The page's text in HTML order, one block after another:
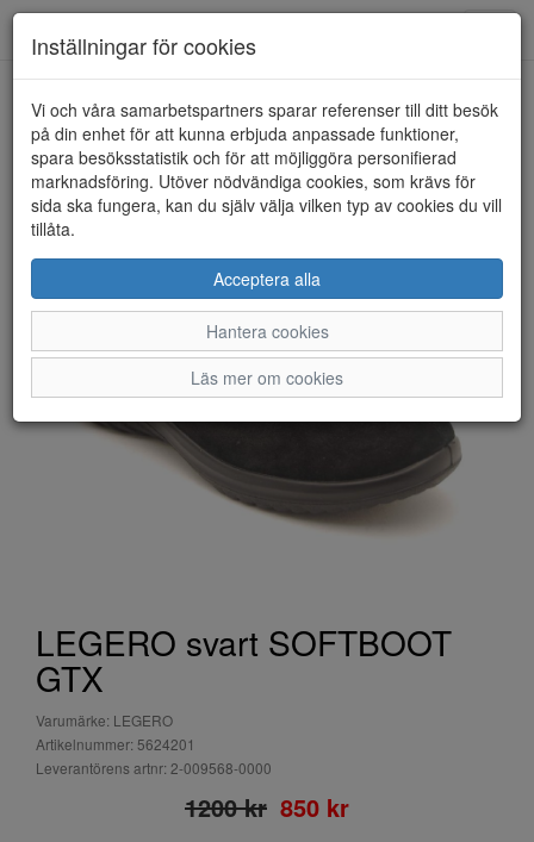
HEM LEGERO
LEGERO svart SOFTBOOT
GTX
Varumärke: LEGERO
Artikelnummer: 5624201
Leverantörens artnr: 2-009568-0000
1200 kr 850 kr
Inställningar för cookies
Vi och våra samarbetspartners sparar referenser till ditt besök
på din enhet för att kunna erbjuda anpassade funktioner,
spara besöksstatistik och för att möjliggöra personifierad
marknadsföring. Utöver nödvändiga cookies, som krävs för
sida ska fungera, kan du själv välja vilken typ av cookies du vill
tillåta.
Acceptera alla
Hantera cookies
Läs mer om cookies